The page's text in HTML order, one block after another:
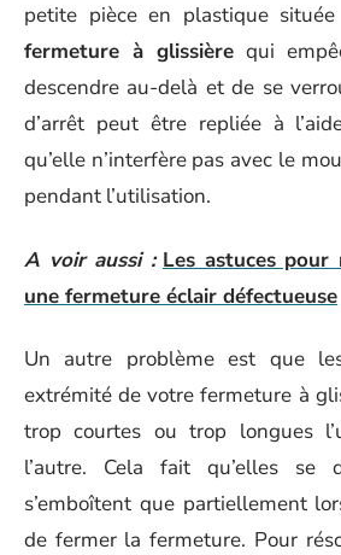
petite pièce en plastique
fermeture à glissière qui
descendre au-delà et de se
d’arrêt peut être repliée à
qu’elle n’interfère pas avec le
pendant l’utilisation.
A voir aussi : Les astuces pour
une fermeture éclair défectueuse
Un autre problème est que
extrémité de votre fermeture à
trop courtes ou trop longues
l’autre. Cela fait qu’elles se
s’emboîtent que partiellement
de fermer la fermeture. Pour